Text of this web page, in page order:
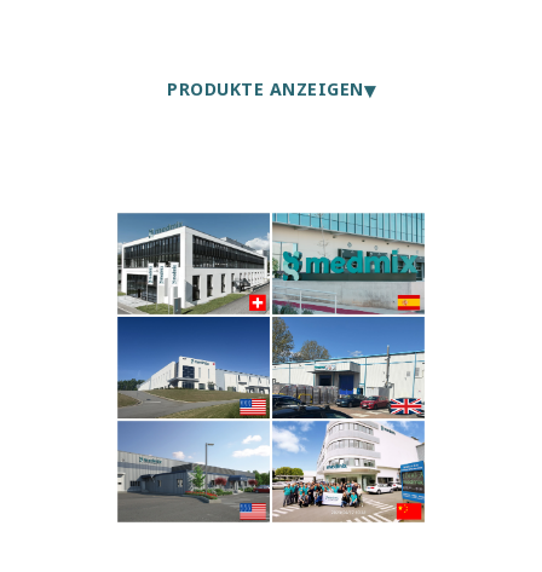
PRODUKTE ANZEIGEN▾
Präzisionsdüsen für Kleb- und Dichtstoffanwendungen. Alle
gängigen Mischungsverhältnisse und Spitzentypen.
MEHR ERFAHREN
Zweikomponenten-Kartuschen
Komplette Systeme für Volumen von 25–1'500 ml.
Chemikalienbeständige Kunststoffe für die
MEHR ERFAHREN